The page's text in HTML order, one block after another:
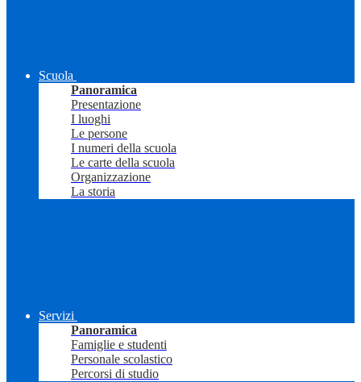
Scuola
Panoramica
Presentazione
I luoghi
Le persone
I numeri della scuola
Le carte della scuola
Organizzazione
La storia
Servizi
Panoramica
Famiglie e studenti
Personale scolastico
Percorsi di studio